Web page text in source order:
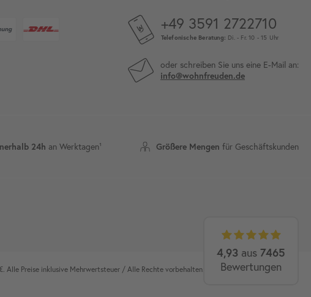
4,93 aus 7465
Bewertungen
24h an Werktagen¹ Größere Mengen für Geschäftskunden
+49 3591 2722710
Telefonische Beratung: Di. - Fr. 10 - 15 Uhr
oder schreiben Sie uns eine E-Mail an:
info@wohnfreuden.de
Alle Preise inklusive Mehrwertsteuer / Alle Rechte vorbehalten.